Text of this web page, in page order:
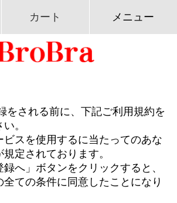
カート メニュー
をされる前に、下記ご利用規約を
。
ビスを使用するに当たってのあな
定されております。
録へ」ボタンをクリックすると、
ての条件に同意したことになり